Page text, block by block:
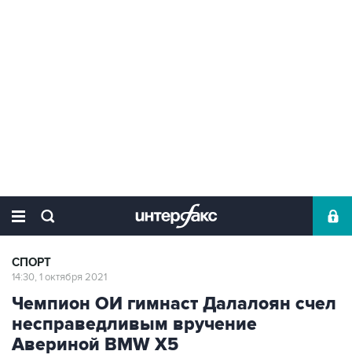
СПОРТ
14:30, 1 октября 2021
Чемпион ОИ гимнаст Далалоян счел
несправедливым вручение
Авериной BMW Х5